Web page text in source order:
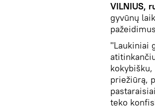
VILNIUS,
gyvūnų
"Laukiniai
priežiūrą,
teko